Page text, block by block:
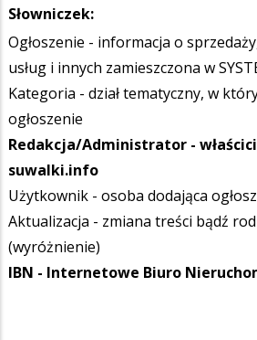
Słowniczek:
Ogłoszenie - informacja o
usług i innych zamieszczona w
Kategoria - dział tematyczny, w
ogłoszenie
Redakcja/Administrator -
suwalki.info
Użytkownik - osoba dodająca
Aktualizacja - zmiana treści bądź
(wyróżnienie)
IBN - Internetowe Biuro